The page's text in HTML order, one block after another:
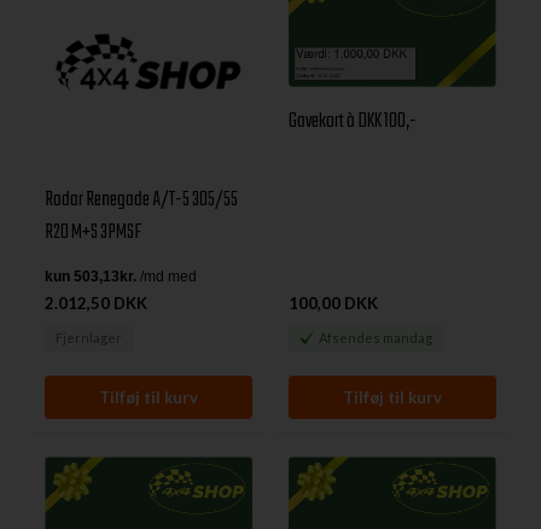
Radar Renegade A/T-5 305/55
R20 M+S 3PMSF
2.012,50 DKK
Fjernlager
Gavekort à DKK 100,-
100,00 DKK
Afsendes mandag